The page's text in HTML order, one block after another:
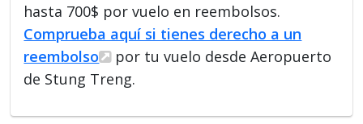
hasta 700$ por vuelo en reembolsos.
Comprueba aquí si tienes derecho a un
reembolso
por tu vuelo desde Aeropuerto
de Stung Treng.